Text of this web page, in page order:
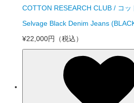
COTTON RESEARCH CLUB / コ
Selvage Black Denim Jeans
¥22,000円
（税込）